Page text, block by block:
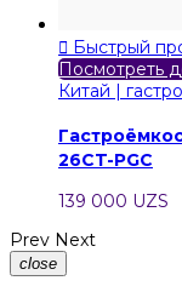
 Быстрый
Посмотреть
Китай |
26CT-PGC
139 000 UZS
Prev Next
close